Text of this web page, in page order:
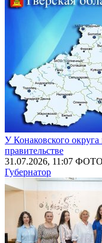
У Конаковского округа
правительстве
31.07.2026, 11:07 ФОТО
Губернатор